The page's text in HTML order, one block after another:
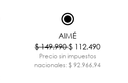
AIMÉ
$ 149.990$ 112.490
Precio sin impuestos
nacionales: $ 92.966,94